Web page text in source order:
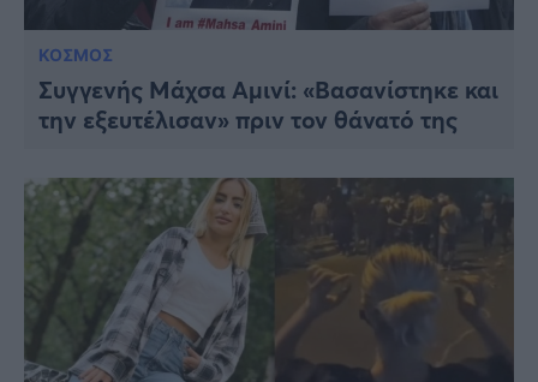
ΚΟΣΜΟΣ
Συγγενής Μάχσα Αμινί: «Βασανίστηκε και
την εξευτέλισαν» πριν τον θάνατό της